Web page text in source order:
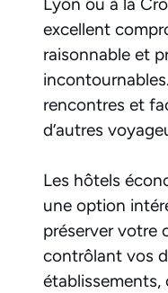
excellent
raisonnable et
rencontres et
d’autres
Les hôtels
une option
préserver votre
contrôlant vos
établissements,